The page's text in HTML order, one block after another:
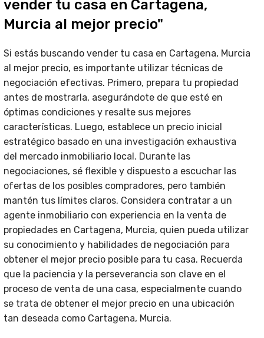
vender tu casa en Cartagena,
Murcia al mejor precio"
Si estás buscando vender tu casa en Cartagena, Murcia
al mejor precio, es importante utilizar técnicas de
negociación efectivas. Primero, prepara tu propiedad
antes de mostrarla, asegurándote de que esté en
óptimas condiciones y resalte sus mejores
características. Luego, establece un precio inicial
estratégico basado en una investigación exhaustiva
del mercado inmobiliario local. Durante las
negociaciones, sé flexible y dispuesto a escuchar las
ofertas de los posibles compradores, pero también
mantén tus límites claros. Considera contratar a un
agente inmobiliario con experiencia en la venta de
propiedades en Cartagena, Murcia, quien pueda utilizar
su conocimiento y habilidades de negociación para
obtener el mejor precio posible para tu casa. Recuerda
que la paciencia y la perseverancia son clave en el
proceso de venta de una casa, especialmente cuando
se trata de obtener el mejor precio en una ubicación
tan deseada como Cartagena, Murcia.